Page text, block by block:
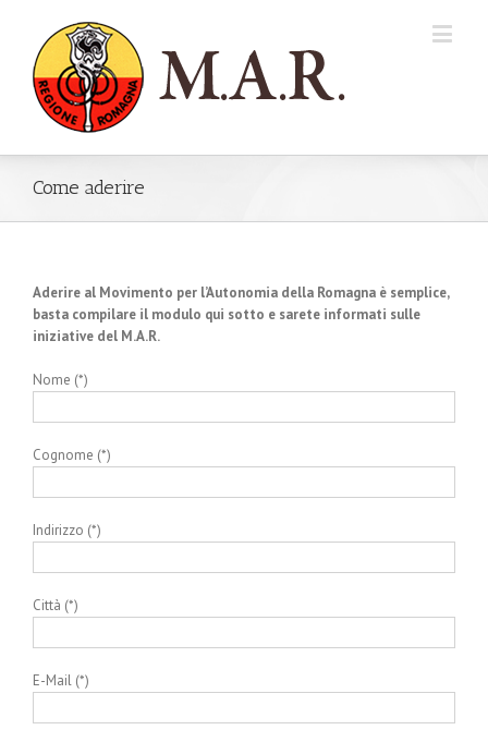
Come aderire
Aderire al Movimento per l’Autonomia della Romagna è semplice,
basta compilare il modulo qui sotto e sarete informati sulle
iniziative del M.A.R.
Nome (*)
Cognome (*)
Indirizzo (*)
Città (*)
E-Mail (*)